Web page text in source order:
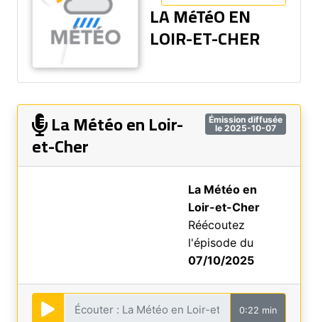
LA MéTéO EN
LOIR-ET-CHER
Émission diffusée
le 2025-10-07
La Météo en Loir-
et-Cher
La Météo en
Loir-et-Cher
Réécoutez
l'épisode du
07/10/2025
0:22 min